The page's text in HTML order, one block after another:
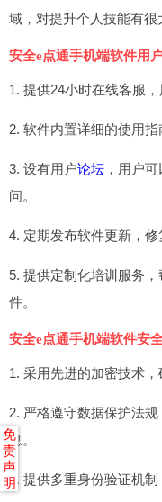
域，对提升个人技能有很
安全e点通手机端软件用
1. 提供24小时在线客服
2. 软件内置详细的使用指
3. 设有用户论坛 ，用户
问。
4. 定期发布软件更新，修
5. 提供定制化培训服务
件。
安全e点通手机端软件安
1. 采用先进的加密技术
2. 严格遵守数据保护法
息。
3. 提供多重身份验证机制
免
责
声
明